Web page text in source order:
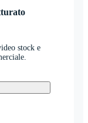
stock e